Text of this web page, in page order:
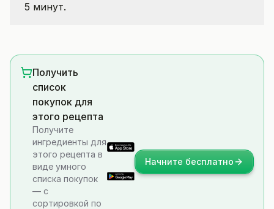
5 минут.
Получить
список
покупок для
этого рецепта
Получите
ингредиенты для
этого рецепта в
виде умного
списка покупок
— с
сортировкой по
Начните бесплатно